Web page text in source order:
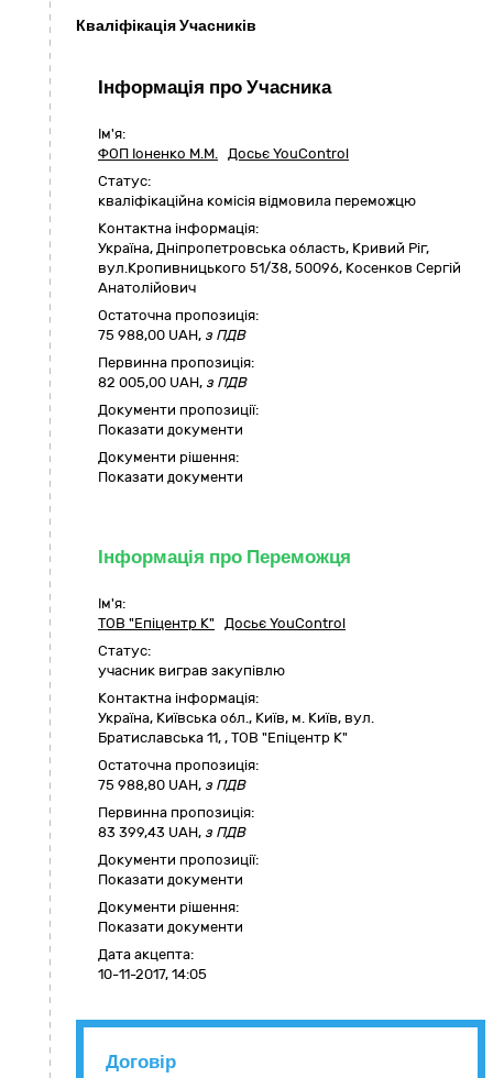
Кваліфікація Учасників
Інформація про Учасника
Ім'я:
ФОП Іоненко М.М. Досьє YouControl
Статус:
кваліфікаційна комісія відмовила переможцю
Контактна інформація:
Україна, Дніпропетровська область, Кривий Ріг,
вул.Кропивницького 51/38, 50096, Косенков Сергій
Анатолійович
Остаточна пропозиція:
75 988,00 UAH, з ПДВ
Первинна пропозиція:
82 005,00 UAH, з ПДВ
Документи пропозиції:
Показати документи
Документи рішення:
Показати документи
Інформація про Переможця
Ім'я:
ТОВ "Епіцентр К" Досьє YouControl
Статус:
учасник виграв закупівлю
Контактна інформація:
Україна, Київська обл., Київ, м. Київ, вул.
Братиславська 11, , ТОВ "Епіцентр К"
Остаточна пропозиція:
75 988,80 UAH, з ПДВ
Первинна пропозиція:
83 399,43 UAH, з ПДВ
Документи пропозиції:
Показати документи
Документи рішення:
Показати документи
Дата акцепта:
10-11-2017, 14:05
Договір